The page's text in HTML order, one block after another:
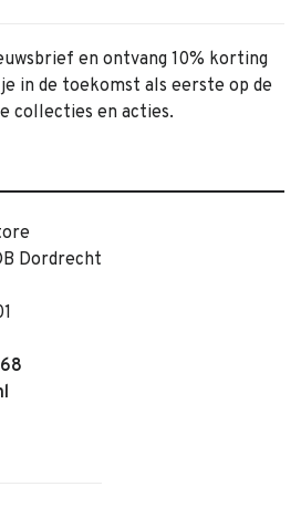
en ontvang 10% korting
in de toekomst als eerste op de
collecties en acties.
Dordrecht